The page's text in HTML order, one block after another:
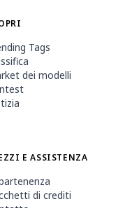
Tags
dei modelli
E ASSISTENZA
di crediti